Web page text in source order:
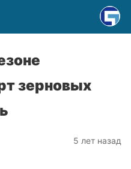
зерновых
5 лет назад